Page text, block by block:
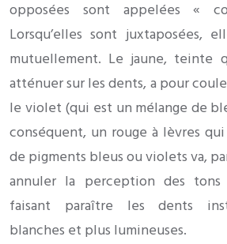
opposées sont appelées «
Lorsqu’elles sont juxtaposées,
mutuellement. Le jaune, teinte
atténuer sur les dents, a pour
le violet (qui est un mélange de
conséquent, un rouge à lèvres
de pigments bleus ou violets va,
annuler la perception des tons
faisant paraître les dents
blanches et plus lumineuses.